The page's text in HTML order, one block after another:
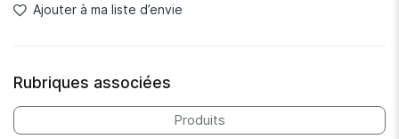
Ajouter à ma liste d’envie
Rubriques associées
Produits